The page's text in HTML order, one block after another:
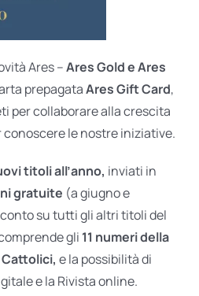
Ares –Ares Gold e Ares
prepagataAres Gift Card,
per collaborare alla crescita
conoscere le nostre iniziative.
titoli all’anno, inviati in
gratuite (a giugno e
su tutti gli altri titoli del
gli 11 numeri della
e la possibilità di
e la Rivista online.